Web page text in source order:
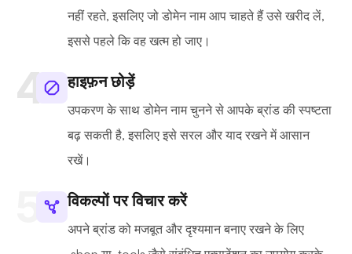
नहीं रहते, इसलिए जो डोमेन नाम आप चाहते हैं उसे खरीद लें,
इससे पहले कि वह खत्म हो जाए।
हाइफ़न छोड़ें
उपकरण के साथ डोमेन नाम चुनने से आपके ब्रांड की स्पष्टता
बढ़ सकती है, इसलिए इसे सरल और याद रखने में आसान
रखें।
विकल्पों पर विचार करें
अपने ब्रांड को मजबूत और दृश्यमान बनाए रखने के लिए